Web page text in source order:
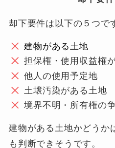
却下要件は以下の５つで
建物がある土地
担保権・使用収益権
他人の使用予定地
土壌汚染がある土地
境界不明・所有権の
建物がある土地かどうか
も判断できそうです。